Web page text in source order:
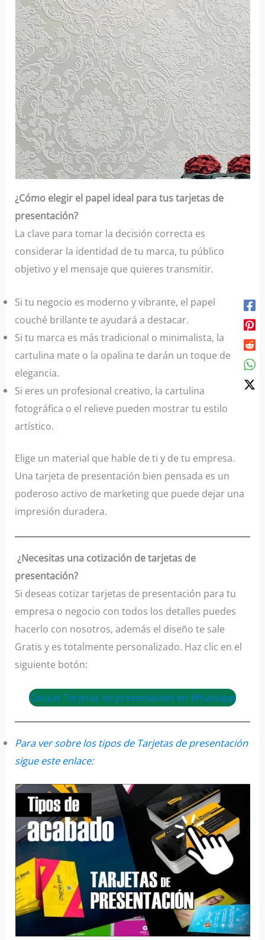
¿Cómo elegir el papel ideal para tus tarjetas de
presentación?
La clave para tomar la decisión correcta es
considerar la identidad de tu marca, tu público
objetivo y el mensaje que quieres transmitir.
Si tu negocio es moderno y vibrante, el papel
couché brillante te ayudará a destacar.
Si tu marca es más tradicional o minimalista, la
cartulina mate o la opalina te darán un toque de
elegancia.
Si eres un profesional creativo, la cartulina
fotográfica o el relieve pueden mostrar tu estilo
artístico.
Elige un material que hable de ti y de tu empresa.
Una tarjeta de presentación bien pensada es un
poderoso activo de marketing que puede dejar una
impresión duradera.
¿Necesitas una cotización de tarjetas de
presentación?
Si deseas cotizar tarjetas de presentación para tu
empresa o negocio con todos los detalles puedes
hacerlo con nosotros, además el diseño te sale
Gratis y es totalmente personalizado. Haz clic en el
siguiente botón:
Cotizar Tarjetas de presentación en Whatsapp
Para ver sobre los tipos de Tarjetas de presentación
sigue este enlace: